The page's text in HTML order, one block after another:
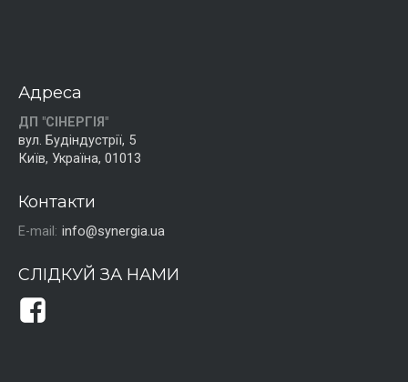
Адреса
ДП "СІНЕРГІЯ"
вул. Будіндустрії, 5
Київ, Україна, 01013
Контакти
E-mail: info@synergia.ua
СЛІДКУЙ ЗА НАМИ